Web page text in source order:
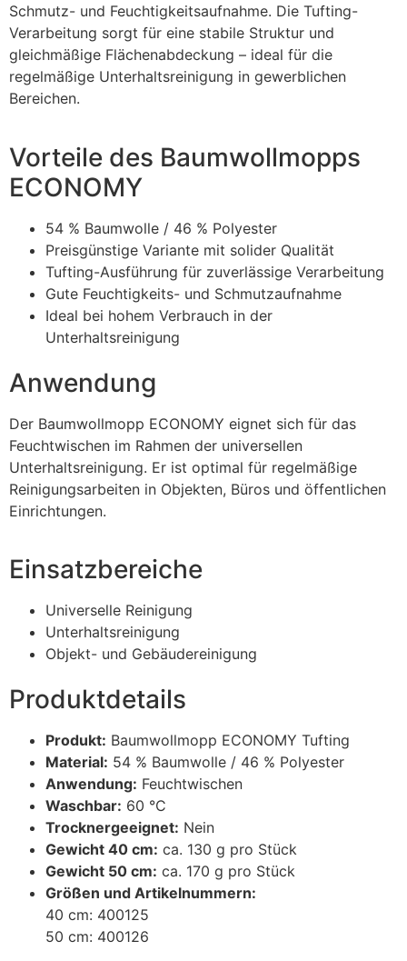
Schmutz- und Feuchtigkeitsaufnahme. Die Tufting-
Verarbeitung sorgt für eine stabile Struktur und
gleichmäßige Flächenabdeckung – ideal für die
regelmäßige Unterhaltsreinigung in gewerblichen
Bereichen.
Vorteile des Baumwollmopps
ECONOMY
54 % Baumwolle / 46 % Polyester
Preisgünstige Variante mit solider Qualität
Tufting-Ausführung für zuverlässige Verarbeitung
Gute Feuchtigkeits- und Schmutzaufnahme
Ideal bei hohem Verbrauch in der
Unterhaltsreinigung
Anwendung
Der Baumwollmopp ECONOMY eignet sich für das
Feuchtwischen im Rahmen der universellen
Unterhaltsreinigung. Er ist optimal für regelmäßige
Reinigungsarbeiten in Objekten, Büros und öffentlichen
Einrichtungen.
Einsatzbereiche
Universelle Reinigung
Unterhaltsreinigung
Objekt- und Gebäudereinigung
Produktdetails
Produkt: Baumwollmopp ECONOMY Tufting
Material: 54 % Baumwolle / 46 % Polyester
Anwendung: Feuchtwischen
Waschbar: 60 °C
Trocknergeeignet: Nein
Gewicht 40 cm: ca. 130 g pro Stück
Gewicht 50 cm: ca. 170 g pro Stück
Größen und Artikelnummern:
40 cm: 400125
50 cm: 400126